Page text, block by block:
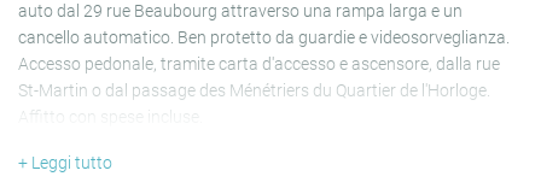
auto dal 29 rue Beaubourg attraverso una rampa larga e un
cancello automatico. Ben protetto da guardie e videosorveglianza.
Accesso pedonale, tramite carta d'accesso e ascensore, dalla rue
St-Martin o dal passage des Ménétriers du Quartier de l'Horloge.
Affitto con spese incluse.
+ Leggi tutto